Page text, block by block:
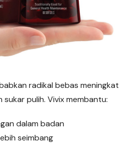
radikal bebas meningkat
pulih. Vivix membantu:
dalam badan
seimbang